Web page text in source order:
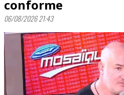
conforme
06/08/2026 21:43